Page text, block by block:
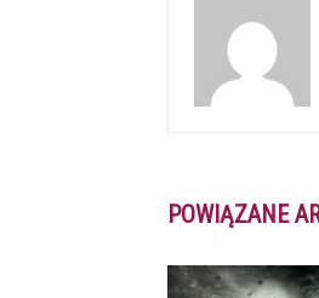
POWIĄZANE